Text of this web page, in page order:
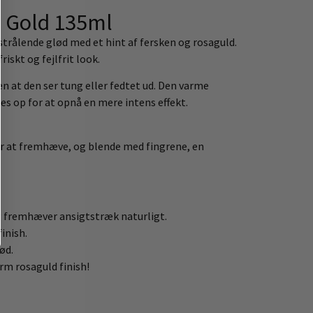
135ml
glød med et hint af fersken og rosaguld.
og fejlfrit look.
den ser tung eller fedtet ud. Den varme
op for at opnå en mere intens effekt.
at fremhæve, og blende med fingrene, en
fremhæver ansigtstræk naturligt.
rosaguld finish!